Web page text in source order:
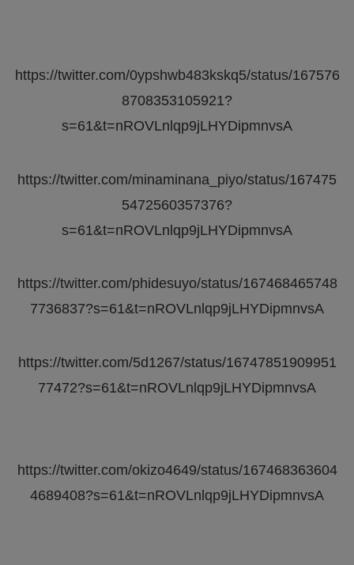
https://twitter.com/0ypshwb483kskq5/status/167576
8708353105921?
s=61&t=nROVLnlqp9jLHYDipmnvsA
https://twitter.com/minaminana_piyo/status/167475
5472560357376?
s=61&t=nROVLnlqp9jLHYDipmnvsA
https://twitter.com/phidesuyo/status/167468465748
7736837?s=61&t=nROVLnlqp9jLHYDipmnvsA
https://twitter.com/5d1267/status/16747851909951
77472?s=61&t=nROVLnlqp9jLHYDipmnvsA
https://twitter.com/okizo4649/status/167468363604
4689408?s=61&t=nROVLnlqp9jLHYDipmnvsA